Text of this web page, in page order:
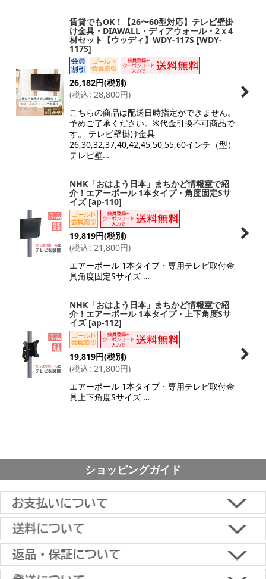
賃貸でもOK！【26〜60型対応】テレビ壁掛
け金具・DIAWALL・ディアウォール・2ｘ4
材セット【ウッディ】WDY-117S [WDY-
117S]
26,182円(税別)
(税込: 28,800円)
こちらの商品は配送日時指定ができません。
予めご了承ください。※代金引換不可商品で
す。 テレビ壁掛け金具
26,30,32,37,40,42,45,50,55,60インチ（型）
テレビ壁…
NHK「おはよう日本」まちかど情報室で紹
介！エアーポール 1本タイプ・角度固定Sサ
イズ [ap-110]
19,819円(税別)
(税込: 21,800円)
エアーポール 1本タイプ・専用テレビ取付金
具角度固定Sサイズ …
NHK「おはよう日本」まちかど情報室で紹
介！エアーポール 1本タイプ・上下角度Sサ
イズ [ap-112]
19,819円(税別)
(税込: 21,800円)
エアーポール 1本タイプ・専用テレビ取付金
具上下角度Sサイズ …
ショッピングガイド
■下記よりお選びいただけます。
クレジットカード決済、代金引換、楽天ペイ、郵便振替、銀行振
込、スコア後払い、コンビニ決済、PayPayオンライン決済
【返品・キャンセルについて】